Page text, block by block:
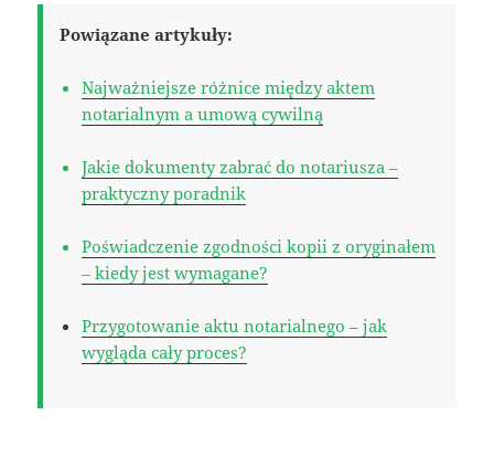
Powiązane artykuły:
Najważniejsze różnice między aktem
notarialnym a umową cywilną
Jakie dokumenty zabrać do notariusza –
praktyczny poradnik
Poświadczenie zgodności kopii z oryginałem
– kiedy jest wymagane?
Przygotowanie aktu notarialnego – jak
wygląda cały proces?